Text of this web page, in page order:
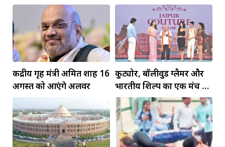
केंद्रीय गृह मंत्री अमित शाह 16
अगस्त को आएंगे अलवर
कुट्योर, बॉलीवुड ग्लैमर और
भारतीय शिल्प का एक मंच पर
जलवा